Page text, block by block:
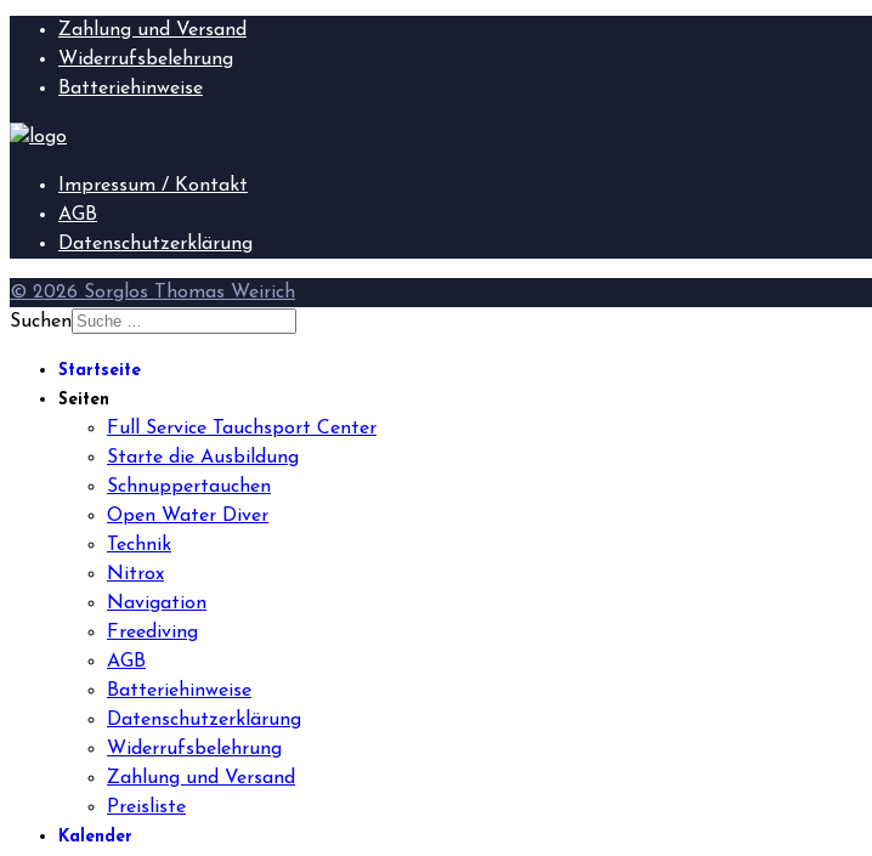
Zahlung und Versand
Widerrufsbelehrung
Batteriehinweise
Impressum / Kontakt
AGB
Datenschutzerklärung
© 2026 Sorglos Thomas Weirich
Suchen
Startseite
Seiten
Full Service Tauchsport Center
Starte die Ausbildung
Schnuppertauchen
Open Water Diver
Technik
Nitrox
Navigation
Freediving
AGB
Batteriehinweise
Datenschutzerklärung
Widerrufsbelehrung
Zahlung und Versand
Preisliste
Kalender